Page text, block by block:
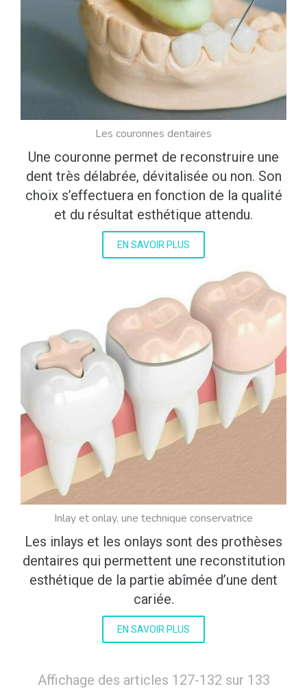
Les couronnes dentaires
Une couronne permet de reconstruire une
dent très délabrée, dévitalisée ou non. Son
choix s’effectuera en fonction de la qualité
et du résultat esthétique attendu.
EN SAVOIR PLUS
Inlay et onlay, une technique conservatrice
Les inlays et les onlays sont des prothèses
dentaires qui permettent une reconstitution
esthétique de la partie abîmée d’une dent
cariée.
EN SAVOIR PLUS
Affichage des articles 127-132 sur 133